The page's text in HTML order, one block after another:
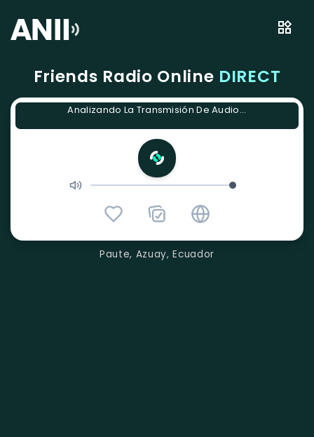
Friends Radio Online DIRECT
Analizando La Transmisión De Audio...
Paute, Azuay, Ecuador